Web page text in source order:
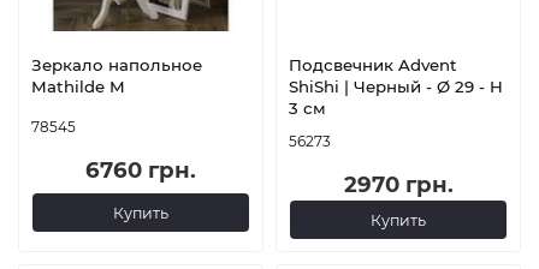
Зеркало напольное
Mathilde M
78545
6760 грн.
Купить
Подсвечник Advent
ShiShi | Черный - Ø 29 - H
3 см
56273
2970 грн.
Купить